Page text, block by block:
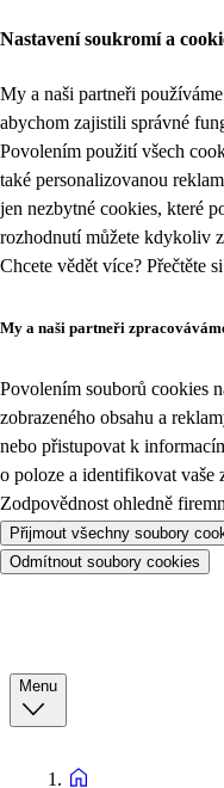
Nastavení soukromí a
My a naši partneři
abychom zajistili správné
Povolením použití všech
také personalizovanou
jen nezbytné cookies, které
rozhodnutí můžete kdykoliv
Chcete vědět více? Přečtěte
My a naši partneři
Povolením souborů cookies
zobrazeného obsahu a
nebo přistupovat k
o poloze a identifikovat vaše
Zodpovědnost ohledně
Přijmout všechny soubory
Odmítnout soubory cookies
Menu